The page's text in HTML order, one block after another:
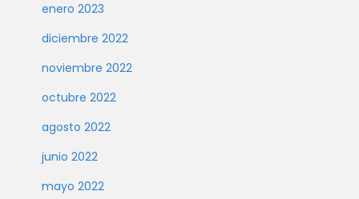
enero 2023
diciembre 2022
noviembre 2022
octubre 2022
agosto 2022
junio 2022
mayo 2022